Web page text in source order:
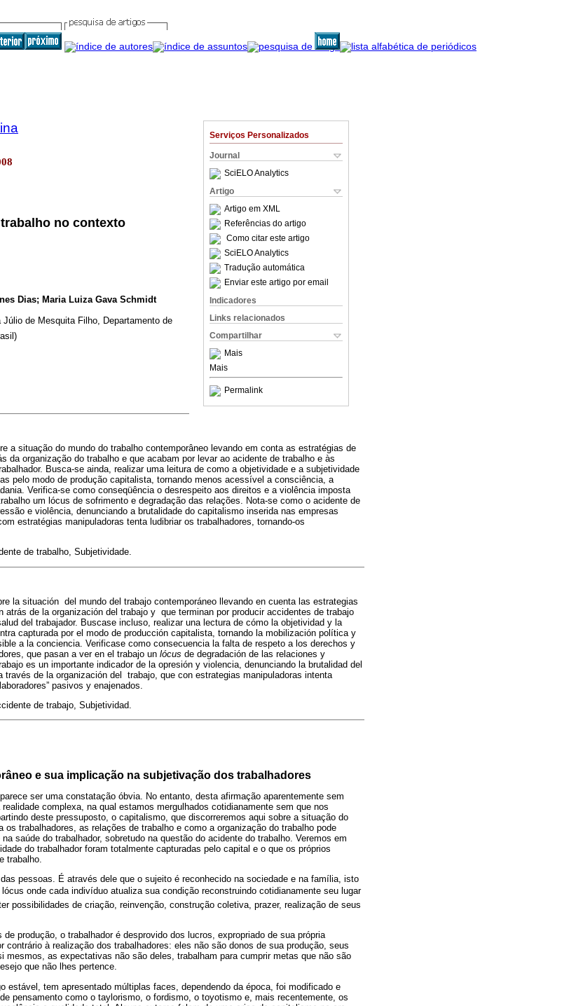
Serviços Personalizados
Journal
SciELO Analytics
Artigo
Artigo em XML
Referências do artigo
Como citar este artigo
SciELO Analytics
Tradução automática
Enviar este artigo por email
Indicadores
Links relacionados
Compartilhar
Mais
Mais
Permalink
no contexto
Dias; Maria Luiza Gava Schmidt
de Mesquita Filho, Departamento de
a situação do mundo do trabalho contemporâneo levando em conta as estratégias de
da organização do trabalho e que acabam por levar ao acidente de trabalho e às
Busca-se ainda, realizar uma leitura de como a objetividade e a subjetividade
pelo modo de produção capitalista, tornando menos acessível a consciência, a
Verifica-se como conseqüência o desrespeito aos direitos e a violência imposta
um lócus de sofrimento e degradação das relações. Nota-se como o acidente de
e violência, denunciando a brutalidade do capitalismo inserida nas empresas
estratégias manipuladoras tenta ludibriar os trabalhadores, tornando-os
de trabalho, Subjetividade.
la situación del mundo del trabajo contemporáneo llevando en cuenta las estrategias
de la organización del trabajo y que terminan por producir accidentes de trabajo
del trabajador. Buscase incluso, realizar una lectura de cómo la objetividad y la
capturada por el modo de producción capitalista, tornando la mobilización política y
a la conciencia. Verificase como consecuencia la falta de respeto a los derechos y
que pasan a ver en el trabajo un lócus de degradación de las relaciones y
es un importante indicador de la opresión y violencia, denunciando la brutalidad del
de la organización del trabajo, que con estrategias manipuladoras intenta
pasivos y enajenados.
de trabajo, Subjetividad.
e sua implicação na subjetivação dos trabalhadores
ser uma constatação óbvia. No entanto, desta afirmação aparentemente sem
complexa, na qual estamos mergulhados cotidianamente sem que nos
deste pressuposto, o capitalismo, que discorreremos aqui sobre a situação do
trabalhadores, as relações de trabalho e como a organização do trabalho pode
saúde do trabalhador, sobretudo na questão do acidente do trabalho. Veremos em
do trabalhador foram totalmente capturadas pelo capital e o que os próprios
trabalho.
pessoas. É através dele que o sujeito é reconhecido na sociedade e na família, isto
onde cada indivíduo atualiza sua condição reconstruindo cotidianamente seu lugar
possibilidades de criação, reinvenção, construção coletiva, prazer, realização de seus
produção, o trabalhador é desprovido dos lucros, expropriado de sua própria
contrário à realização dos trabalhadores: eles não são donos de sua produção, seus
mesmos, as expectativas não são deles, trabalham para cumprir metas que não são
que não lhes pertence.
estável, tem apresentado múltiplas faces, dependendo da época, foi modificado e
pensamento como o taylorismo, o fordismo, o toyotismo e, mais recentemente, os